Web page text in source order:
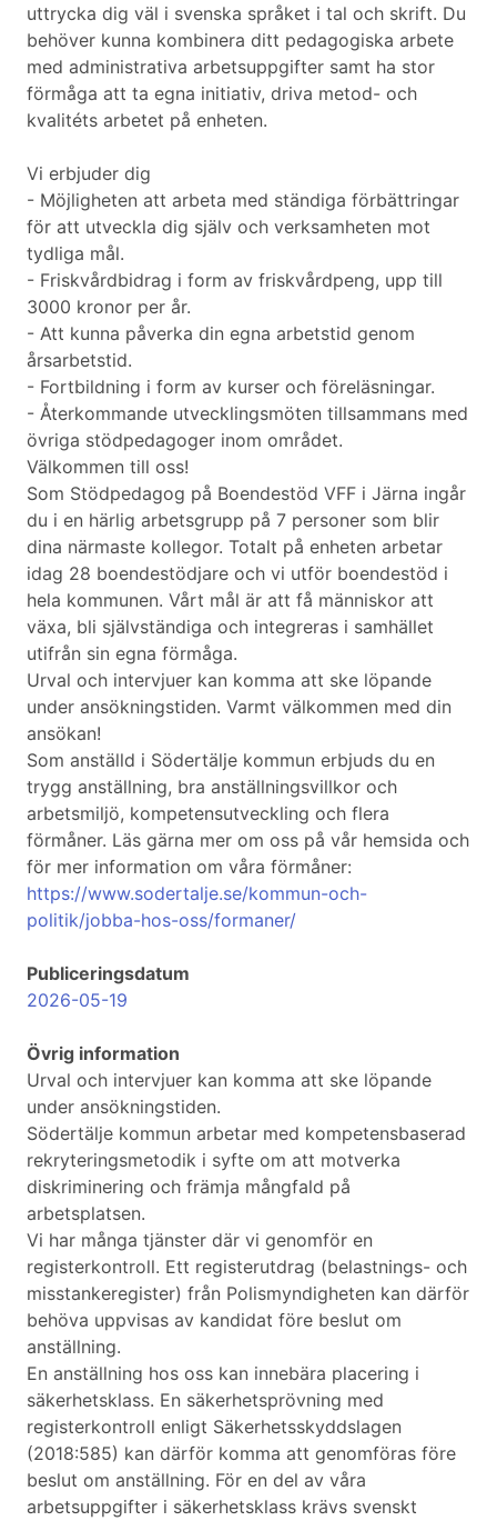
uttrycka dig väl i svenska språket i tal och skrift. Du
behöver kunna kombinera ditt pedagogiska arbete
med administrativa arbetsuppgifter samt ha stor
förmåga att ta egna initiativ, driva metod- och
kvalitéts arbetet på enheten.
Vi erbjuder dig
- Möjligheten att arbeta med ständiga förbättringar
för att utveckla dig själv och verksamheten mot
tydliga mål.
- Friskvårdbidrag i form av friskvårdpeng, upp till
3000 kronor per år.
- Att kunna påverka din egna arbetstid genom
årsarbetstid.
- Fortbildning i form av kurser och föreläsningar.
- Återkommande utvecklingsmöten tillsammans med
övriga stödpedagoger inom området.
Välkommen till oss!
Som Stödpedagog på Boendestöd VFF i Järna ingår
du i en härlig arbetsgrupp på 7 personer som blir
dina närmaste kollegor. Totalt på enheten arbetar
idag 28 boendestödjare och vi utför boendestöd i
hela kommunen. Vårt mål är att få människor att
växa, bli självständiga och integreras i samhället
utifrån sin egna förmåga.
Urval och intervjuer kan komma att ske löpande
under ansökningstiden. Varmt välkommen med din
ansökan!
Som anställd i Södertälje kommun erbjuds du en
trygg anställning, bra anställningsvillkor och
arbetsmiljö, kompetensutveckling och flera
förmåner. Läs gärna mer om oss på vår hemsida och
för mer information om våra förmåner:
https://www.sodertalje.se/kommun-och-
politik/jobba-hos-oss/formaner/
Publiceringsdatum
2026-05-19
Övrig information
Urval och intervjuer kan komma att ske löpande
under ansökningstiden.
Södertälje kommun arbetar med kompetensbaserad
rekryteringsmetodik i syfte om att motverka
diskriminering och främja mångfald på
arbetsplatsen.
Vi har många tjänster där vi genomför en
registerkontroll. Ett registerutdrag (belastnings- och
misstankeregister) från Polismyndigheten kan därför
behöva uppvisas av kandidat före beslut om
anställning.
En anställning hos oss kan innebära placering i
säkerhetsklass. En säkerhetsprövning med
registerkontroll enligt Säkerhetsskyddslagen
(2018:585) kan därför komma att genomföras före
beslut om anställning. För en del av våra
arbetsuppgifter i säkerhetsklass krävs svenskt